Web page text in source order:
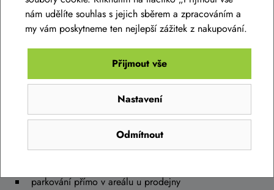
Kamenná prodejna BIKE-LIFE.CZ
Můžete se spolehnout na zázemí jedné znejvětších
s cyklistickým zbožím v Brně s
. Najdete nás v Brně Tuřanech, nedaleko od
křižovatek D1 a D2, takže se k nám pohodlně dostanete jak
od Prahy, tak i od Olomouce nebo Břeclavi.
parkování přímo v areálu u prodejny
nám udělíte souhlas s jejich sběrem a zpracováním a
my vám poskytneme ten nejlepší zážitek z nakupování.
Odmítnout
Nastavení
Přijmout vše